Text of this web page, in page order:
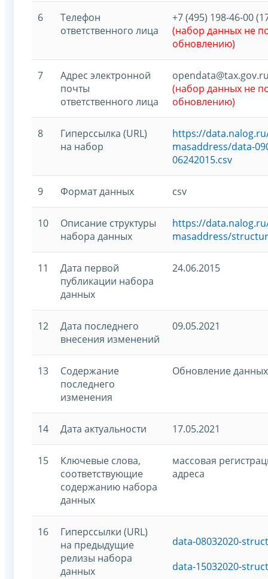
6
Телефон
ответственного лица
+7 (495) 198-46-00
(набор данных не
обновлению)
7
Адрес электронной
почты
ответственного лица
(набор данных не
обновлению)
8
Гиперссылка (URL)
на набор
https://
masaddress/data-
06242015.csv
9 Формат данных csv
10
Описание структуры
набора данных
https://
masaddress/
11
Дата первой
публикации набора
данных
24.06.2015
12
Дата последнего
внесения изменений
09.05.2021
13
Содержание
последнего
изменения
Обновление данных
14 Дата актуальности 17.05.2021
15
Ключевые слова,
соответствующие
содержанию набора
данных
массовая
адреса
16
Гиперссылки (URL)
на предыдущие
релизы набора
данных
data-08032020-
data-15032020-